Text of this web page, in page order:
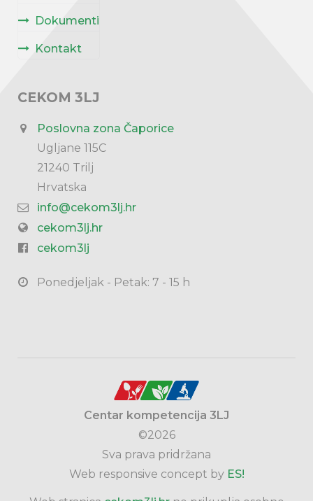
Dokumenti
Kontakt
CEKOM 3LJ
Poslovna zona Čaporice
Ugljane 115C
21240 Trilj
Hrvatska
info@cekom3lj.hr
cekom3lj.hr
cekom3lj
Ponedjeljak - Petak: 7 - 15 h
Centar kompetencija 3LJ
©2026
Sva prava pridržana
Web responsive concept by ES!